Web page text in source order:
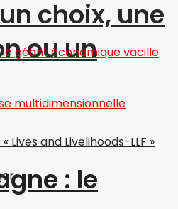
choix, une
ou un
: le